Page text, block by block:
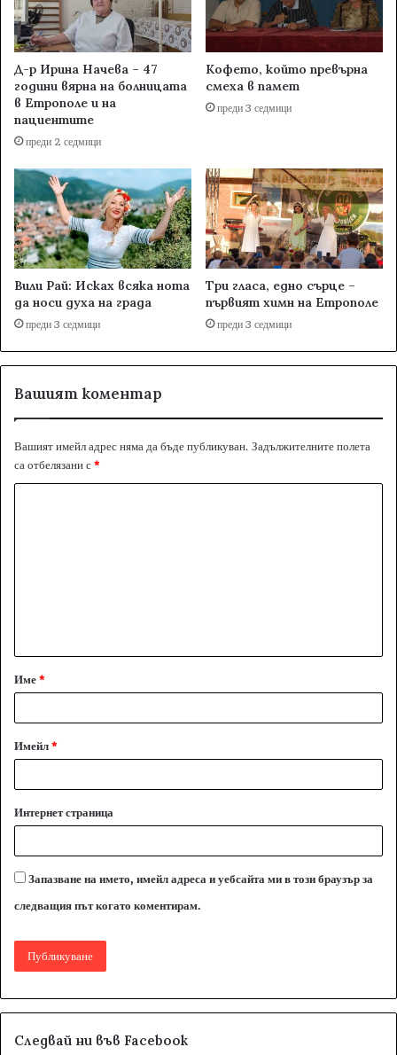
Д-р Ирина Начева – 47
години вярна на болницата
в Етрополе и на
пациентите
преди 2 седмици
Кофето, който превърна
смеха в памет
преди 3 седмици
Вили Рай: Исках всяка нота
да носи духа на града
преди 3 седмици
Три гласа, едно сърце –
първият химн на Етрополе
преди 3 седмици
Вашият коментар
Вашият имейл адрес няма да бъде публикуван. Задължителните полета
са отбелязани с*
а
р
Име*
Имейл*
Интернет страница
Запазване на името, имейл адреса и уебсайта ми в този браузър за
следващия път когато коментирам.
Следвай ни във Facebook